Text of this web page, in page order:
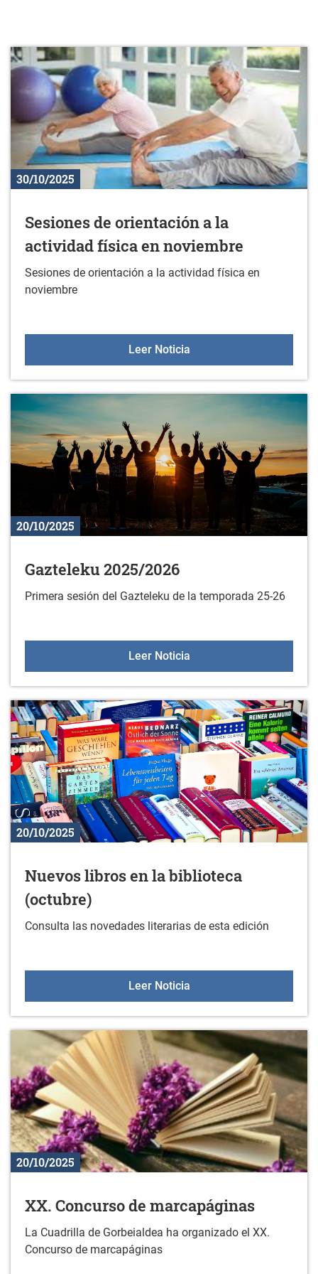
30/10/2025
Sesiones de orientación a la
actividad física en noviembre
Sesiones de orientación a la actividad física en
noviembre
Leer NoticiaSesiones de orientación
20/10/2025
Gazteleku 2025/2026
Primera sesión del Gazteleku de la temporada 25-26
Leer NoticiaGazteleku 2025/2026
20/10/2025
Nuevos libros en la biblioteca
(octubre)
Consulta las novedades literarias de esta edición
Leer NoticiaNuevos libros en la
20/10/2025
XX. Concurso de marcapáginas
La Cuadrilla de Gorbeialdea ha organizado el XX.
Concurso de marcapáginas